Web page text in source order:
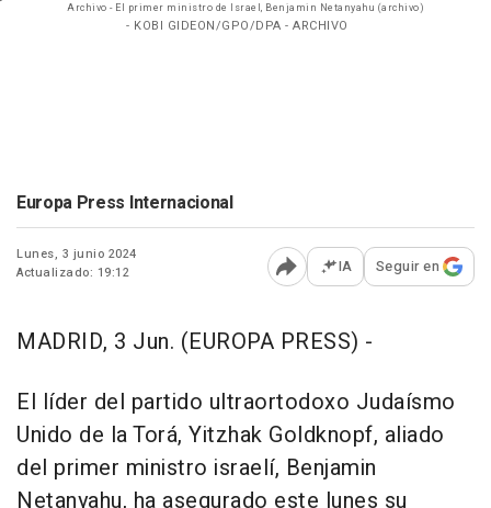
Archivo - El primer ministro de Israel, Benjamin Netanyahu (archivo)
- KOBI GIDEON/GPO/DPA - ARCHIVO
Europa Press Internacional
Lunes, 3 junio 2024
Actualizado: 19:12
Abrir opciones para
IA Seguir en
MADRID, 3 Jun. (EUROPA PRESS) -
El líder del partido ultraortodoxo Judaísmo
Unido de la Torá, Yitzhak Goldknopf, aliado
del primer ministro israelí, Benjamin
Netanyahu, ha asegurado este lunes su